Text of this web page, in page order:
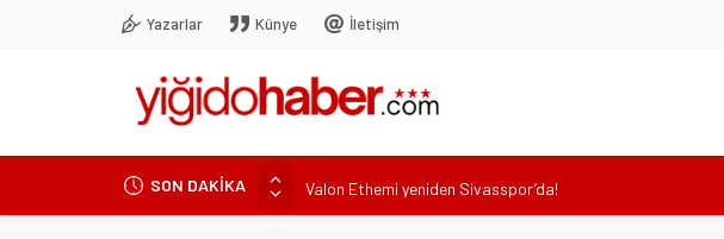
Yazarlar Künye İletişim
SON DAKİKA
Valon Ethemi yeniden Sivasspor’da!
Sivasspor’dan 8 Temmuz’da olağanüstü genel kurul kararı!